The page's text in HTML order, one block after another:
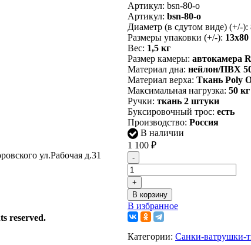
Артикул: bsn-80-o
Артикул: bsn-80-o
Диаметр (в сдутом виде) (+/-):
Размеры упаковки (+/-):
Вес: 1,5 кг
Размер камеры: автокамера
Материал дна: нейлон/ПВХ
Материал верха: Ткань Poly
Максимальная нагрузка: 50 кг
Ручки: ткань 2 штуки
Буксировочный трос: есть
Производство: Россия
В наличии
1 100 ₽
-
+
В корзину
В избранное
Категории: Санки-ватрушки-
ул.Рабочая д.31
reserved.